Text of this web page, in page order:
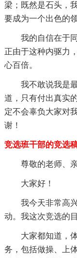
梁；既然是石头，
要成为一个出色的领
我的自信在于
正由于这种内驱力
心百倍。
我不敢说我是
道，只有付出真实
定不会辜负大家对
谢！
竞选班干部的竞选
尊敬的老师、
大家好！
我今天非常高
动。我这次竞选的
大家都知道，
务，包括做操、上